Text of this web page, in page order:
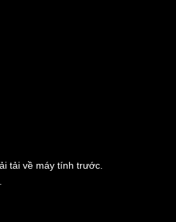
tải về máy tính trước.